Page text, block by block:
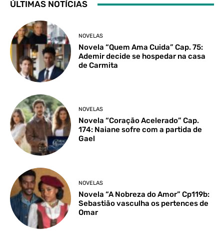
ÚLTIMAS NOTÍCIAS
NOVELAS
Novela “Quem Ama Cuida” Cap. 75:
Ademir decide se hospedar na casa
de Carmita
NOVELAS
Novela “Coração Acelerado” Cap.
174: Naiane sofre com a partida de
Gael
NOVELAS
Novela “A Nobreza do Amor” Cp119b:
Sebastião vasculha os pertences de
Omar